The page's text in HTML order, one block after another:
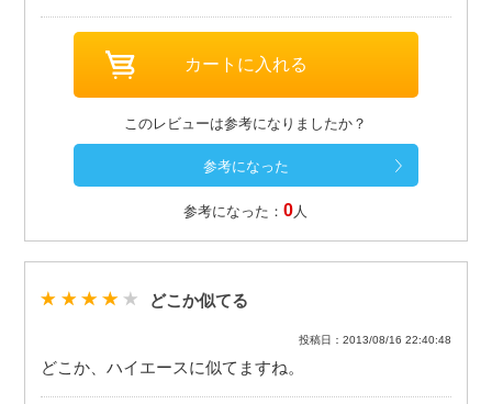
このレビューは参考になりましたか？
参考になった：0 人
どこか似てる
投稿日：2013/08/16 22:40:48
どこか、ハイエースに似てますね。